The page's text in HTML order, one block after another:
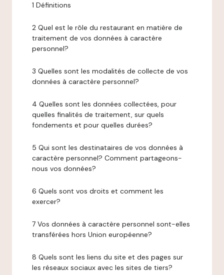
1 Définitions
2 Quel est le rôle du restaurant en matière de
traitement de vos données à caractère
personnel?
3 Quelles sont les modalités de collecte de vos
données à caractère personnel?
4 Quelles sont les données collectées, pour
quelles finalités de traitement, sur quels
fondements et pour quelles durées?
5 Qui sont les destinataires de vos données à
caractère personnel? Comment partageons-
nous vos données?
6 Quels sont vos droits et comment les
exercer?
7 Vos données à caractère personnel sont-elles
transférées hors Union européenne?
8 Quels sont les liens du site et des pages sur
les réseaux sociaux avec les sites de tiers?